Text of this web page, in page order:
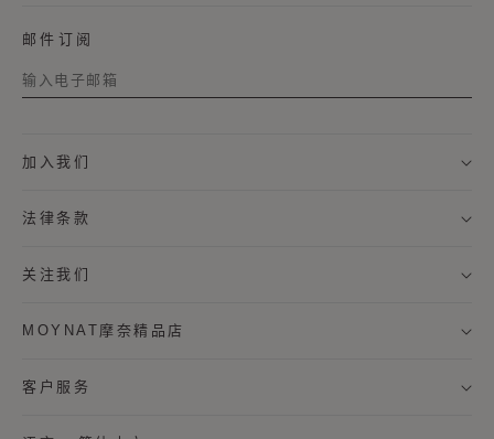
邮件订阅
名字
姓氏
我希望通过邮件接收来自MOYNAT摩奈的新闻资讯，及个
MOYNAT摩奈精品店
客户服务
加入我们
法律条款
关注我们